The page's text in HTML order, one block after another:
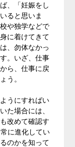
、「妊娠をし
ると思いま
や独学などで
に着けてきて
、勿体なかっ
。いざ、仕事
ら、仕事に戻
う。
うにすればい
た場合には、
改めて確認す
に進化してい
のかを知って